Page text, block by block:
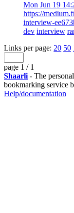
Mon Jun 19
https://
interview-
dev interview
Links per page: 20 50
page 1 / 1
Shaarli - The
bookmarking service
Help/documentation